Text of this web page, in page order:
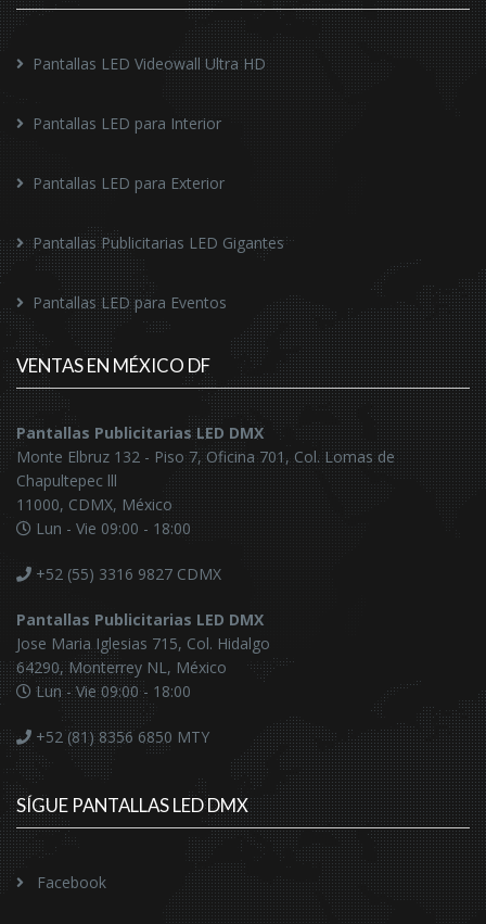
Pantallas LED Videowall Ultra HD
Pantallas LED para Interior
Pantallas LED para Exterior
Pantallas Publicitarias LED Gigantes
Pantallas LED para Eventos
VENTAS EN MÉXICO DF
Pantallas Publicitarias LED DMX
Monte Elbruz 132 - Piso 7, Oficina 701, Col. Lomas de
Chapultepec lll
11000, CDMX, México
Lun - Vie 09:00 - 18:00
+52 (55) 3316 9827 CDMX
Pantallas Publicitarias LED DMX
Jose Maria Iglesias 715, Col. Hidalgo
64290, Monterrey NL, México
Lun - Vie 09:00 - 18:00
+52 (81) 8356 6850 MTY
SÍGUE PANTALLAS LED DMX
Facebook